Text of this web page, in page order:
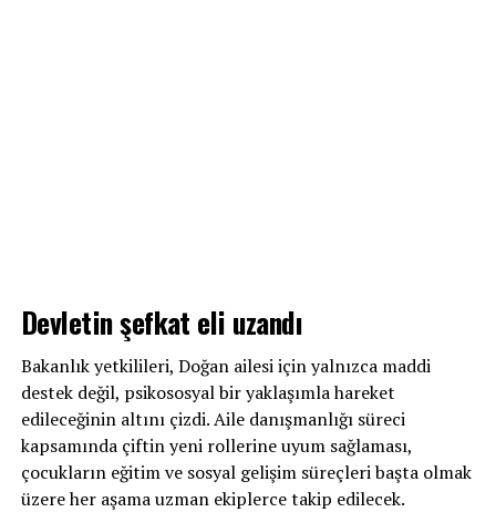
Devletin şefkat eli uzandı
Bakanlık yetkilileri, Doğan ailesi için yalnızca maddi
destek değil, psikososyal bir yaklaşımla hareket
edileceğinin altını çizdi. Aile danışmanlığı süreci
kapsamında çiftin yeni rollerine uyum sağlaması,
çocukların eğitim ve sosyal gelişim süreçleri başta olmak
üzere her aşama uzman ekiplerce takip edilecek.